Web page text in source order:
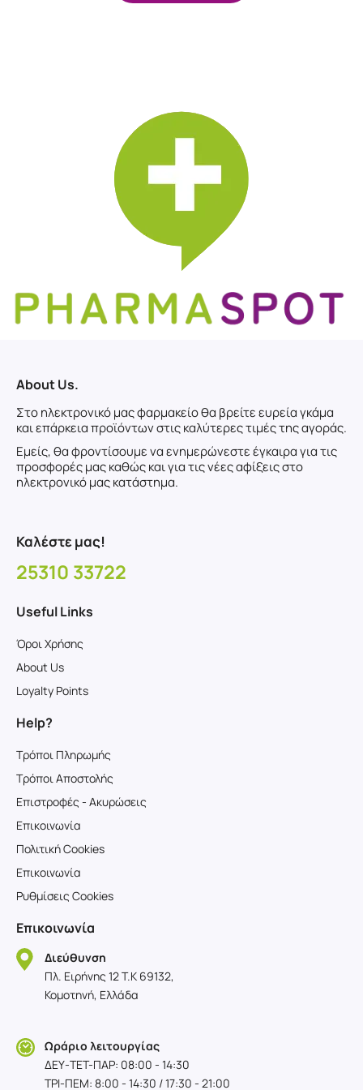
About Us.
Στο ηλεκτρονικό μας φαρμακείο θα βρείτε ευρεία γκάμα
και επάρκεια προϊόντων στις καλύτερες τιμές της αγοράς.
Εμείς, θα φροντίσουμε να ενημερώνεστε έγκαιρα για τις
προσφορές μας καθώς και για τις νέες αφίξεις στο
ηλεκτρονικό μας κατάστημα.
Καλέστε μας!
25310 33722
Useful Links
Όροι Χρήσης
About Us
Loyalty Points
Help?
Τρόποι Πληρωμής
Τρόποι Αποστολής
Επιστροφές - Ακυρώσεις
Επικοινωνία
Πολιτική Cookies
Επικοινωνία
Ρυθμίσεις Cookies
Επικοινωνία
Διεύθυνση
Πλ. Ειρήνης 12 T.K 69132,
Κομοτηνή, Ελλάδα
Ωράριο λειτουργίας
ΔΕΥ-TET-ΠΑΡ: 08:00 - 14:30
ΤΡΙ-ΠΕΜ: 8:00 - 14:30 / 17:30 - 21:00